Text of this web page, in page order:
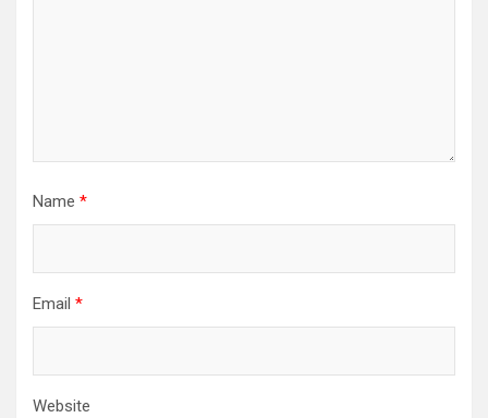
Name *
Email *
Website